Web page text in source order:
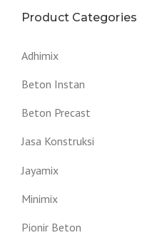
Product Categories
Adhimix
Beton Instan
Beton Precast
Jasa Konstruksi
Jayamix
Minimix
Pionir Beton